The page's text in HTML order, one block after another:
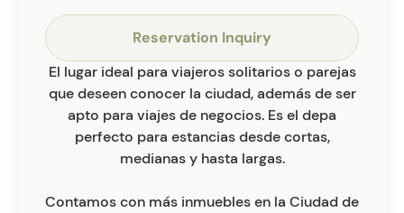
Reservation Inquiry
El lugar ideal para viajeros solitarios o parejas
que deseen conocer la ciudad, además de ser
apto para viajes de negocios. Es el depa
perfecto para estancias desde cortas,
medianas y hasta largas.
Contamos con más inmuebles en la Ciudad de